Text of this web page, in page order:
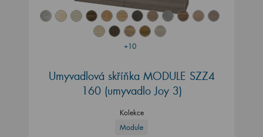
+10
Umyvadlová skříňka MODULE SZZ4
160 (umyvadlo Joy 3)
Kolekce
Module